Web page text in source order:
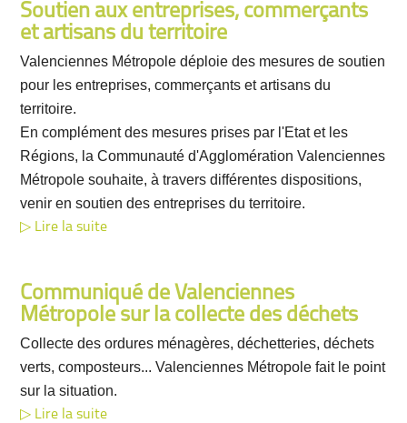
Soutien aux entreprises, commerçants
et artisans du territoire
Valenciennes Métropole déploie des mesures de soutien
pour les entreprises, commerçants et artisans du
territoire.
En complément des mesures prises par l'Etat et les
Régions, la Communauté d'Agglomération Valenciennes
Métropole souhaite, à travers différentes dispositions,
venir en soutien des entreprises du territoire.
Lire la suite
Communiqué de Valenciennes
Métropole sur la collecte des déchets
Collecte des ordures ménagères, déchetteries, déchets
verts, composteurs... Valenciennes Métropole fait le point
sur la situation.
Lire la suite